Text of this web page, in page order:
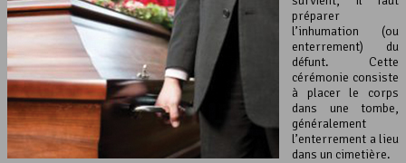
préparer
l’inhumation (ou
enterrement) du
défunt. Cette
cérémonie consiste
à placer le corps
dans une tombe,
généralement
l’enterrement a lieu
dans un cimetière.